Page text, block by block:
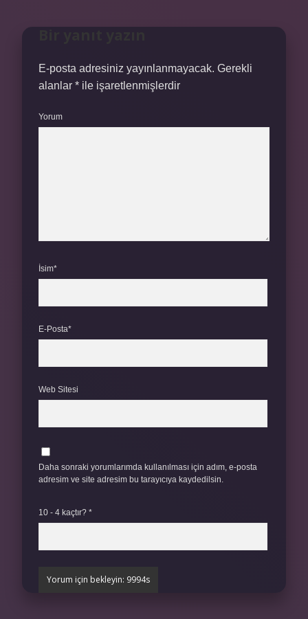
E-posta adresiniz yayınlanmayacak. Gerekli
alanlar * ile işaretlenmişlerdir
Yorum
İsim*
E-Posta*
Web Sitesi
Daha sonraki yorumlarımda kullanılması için adım, e-posta
adresim ve site adresim bu tarayıcıya kaydedilsin.
10 - 4 kaçtır? *